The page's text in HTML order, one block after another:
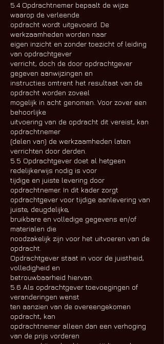
5.4 Opdrachtnemer bepaalt de wijze
waarop de verleende
opdracht wordt uitgevoerd. De
werkzaamheden worden naar
eigen inzicht en zonder toezicht of leiding
van opdrachtgever
verricht, doch de door opdrachtgever
gegeven aanwijzingen en
instructies omtrent het resultaat van de
opdracht worden zoveel
mogelijk in acht genomen. Voor zover een
behoorlijke
uitvoering van de opdracht dit vereist, kan
opdrachtnemer
(delen van) de werkzaamheden laten
verrichten door derden.
5.5 Opdrachtgever doet al hetgeen
redelijkerwijs nodig is voor
tijdige en juiste levering door
opdrachtnemer. In dit kader zorgt
opdrachtgever voor tijdige aanlevering van
juiste, deugdelijke,
bruikbare en volledige gegevens en/of
materialen die
noodzakelijk zijn voor het uitvoeren van de
opdracht.
Opdrachtgever staat in voor de juistheid,
volledigheid en
betrouwbaarheid hiervan.
5.6 Als opdrachtgever toevoegingen of
veranderingen wenst
ten aanzien van de overeengekomen
opdracht, kan
opdrachtnemer alleen dan een verhoging
van de prijs vorderen